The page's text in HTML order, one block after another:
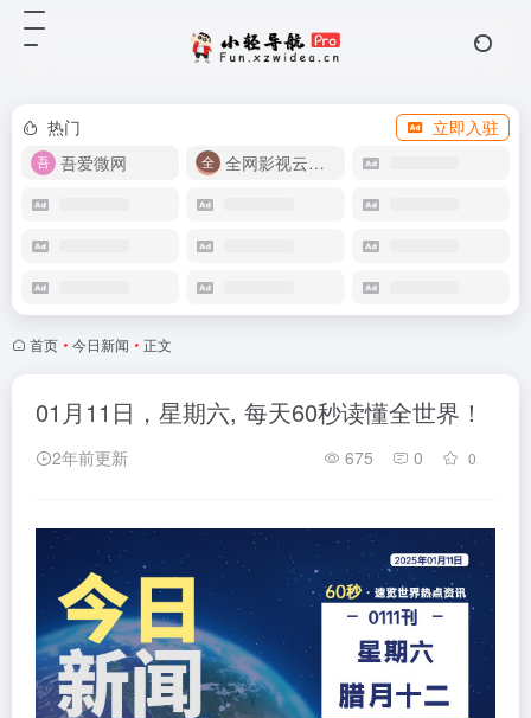
热门
立即入驻
吾爱微网
全网影视云盘资源
首页 • 今日新闻 • 正文
01月11日，星期六, 每天60秒读懂全世界！
2年前更新 675 0 0